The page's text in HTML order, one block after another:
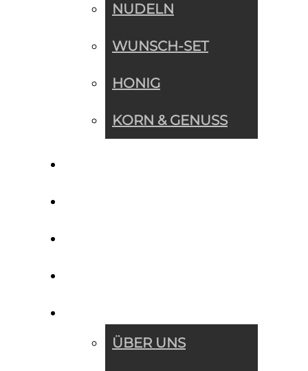
NUDELN
WUNSCH-SET
HONIG
KORN & GENUSS
ÜBER UNS